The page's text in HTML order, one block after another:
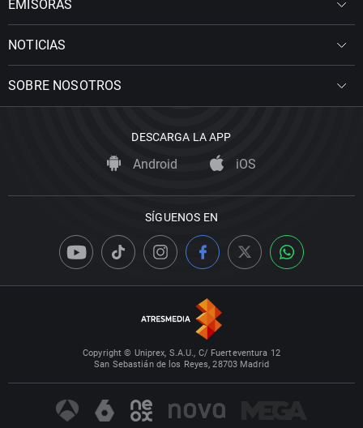
EMISORAS
NOTICIAS
SOBRE NOSOTROS
DESCARGA LA APP
Android iOS
SÍGUENOS EN
Copyright © Uniprex, S.A.U., C/ Fuerteventura 12
San Sebastián de los Reyes, 28703 Madrid